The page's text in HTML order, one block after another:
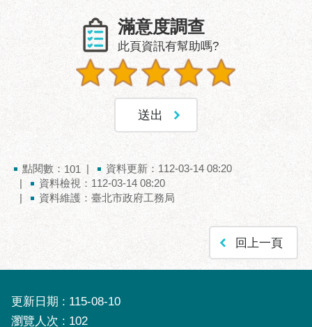
民
挖
資
訊
聯
合
發
心
勵
補
滿意度調查
此頁資訊有幫助嗎?
點閱數： 101
資料更新：112-03-14 08:20
資料檢視：112-03-14 08:20
資料維護：臺北市政府工務局
回上一頁
更新日期
115-08-10
瀏覽人次
102